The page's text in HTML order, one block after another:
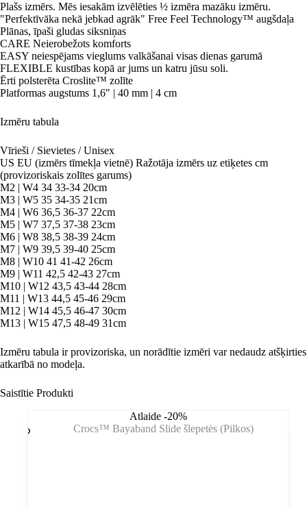
Plašs izmērs. Mēs iesakām izvēlēties ½ izmēra mazāku izmēru.
"Perfektīvāka nekā jebkad agrāk" Free Feel Technology™ augšdaļa
Plānas, īpaši gludas siksniņas
CARE Neierobežots komforts
EASY neiespējams vieglums valkāšanai visas dienas garumā
FLEXIBLE kustības kopā ar jums un katru jūsu soli.
Ērti polsterēta Croslite™ zolīte
Platformas augstums 1,6" | 40 mm | 4 cm
Izmēru tabula
Vīrieši / Sievietes / Unisex
US EU (izmērs tīmekļa vietnē) Ražotāja izmērs uz etiķetes cm
(provizoriskais zolītes garums)
M2 | W4 34 33-34 20cm
M3 | W5 35 34-35 21cm
M4 | W6 36,5 36-37 22cm
M5 | W7 37,5 37-38 23cm
M6 | W8 38,5 38-39 24cm
M7 | W9 39,5 39-40 25cm
M8 | W10 41 41-42 26cm
M9 | W11 42,5 42-43 27cm
M10 | W12 43,5 43-44 28cm
M11 | W13 44,5 45-46 29cm
M12 | W14 45,5 46-47 30cm
M13 | W15 47,5 48-49 31cm
Izmēru tabula ir provizoriska, un norādītie izmēri var nedaudz atšķirties
atkarībā no modeļa.
Saistītie Produkti
Atlaide -20%